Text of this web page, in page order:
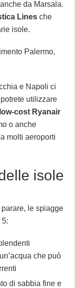
da Marsala.
Lines che
isole.
Palermo,
e Napoli ci
utilizzare
low-cost Ryanair
o anche
molti aeroporti
isole
le spiagge
che può
di sabbia fine e